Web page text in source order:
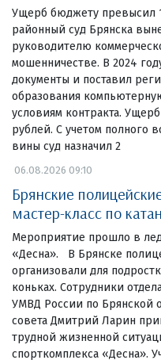
Ущерб бюджету превысил
районный суд Брянска
руководителю
мошенничестве. В 2024
документы и поставил
образования
условиям контракта.
рублей. С учетом полного
вины суд назначил 2
06.08.2026 09:10
Брянские
мастер-класс по
Мероприятие прошло в
«Десна». В Брянске
организовали для
коньках. Сотрудники
УМВД России по Брянской
совета Дмитрий Ларин
трудной жизненной
спорткомплекса «Десна».